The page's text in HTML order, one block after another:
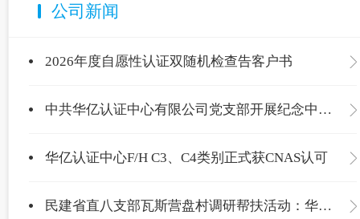
公司新闻
2026年度自愿性认证双随机检查告客户书
中共华亿认证中心有限公司党支部开展纪念中国共产党成立105周年主题党日活动
华亿认证中心F/H C3、C4类别正式获CNAS认可
民建省直八支部瓦斯营盘村调研帮扶活动：华亿认证中心爱心捐赠温暖校园